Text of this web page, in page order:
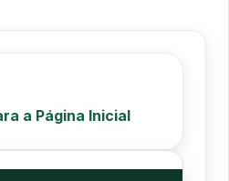
a Página Inicial